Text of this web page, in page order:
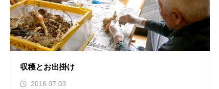
収穫とお出掛け
2016.07.03